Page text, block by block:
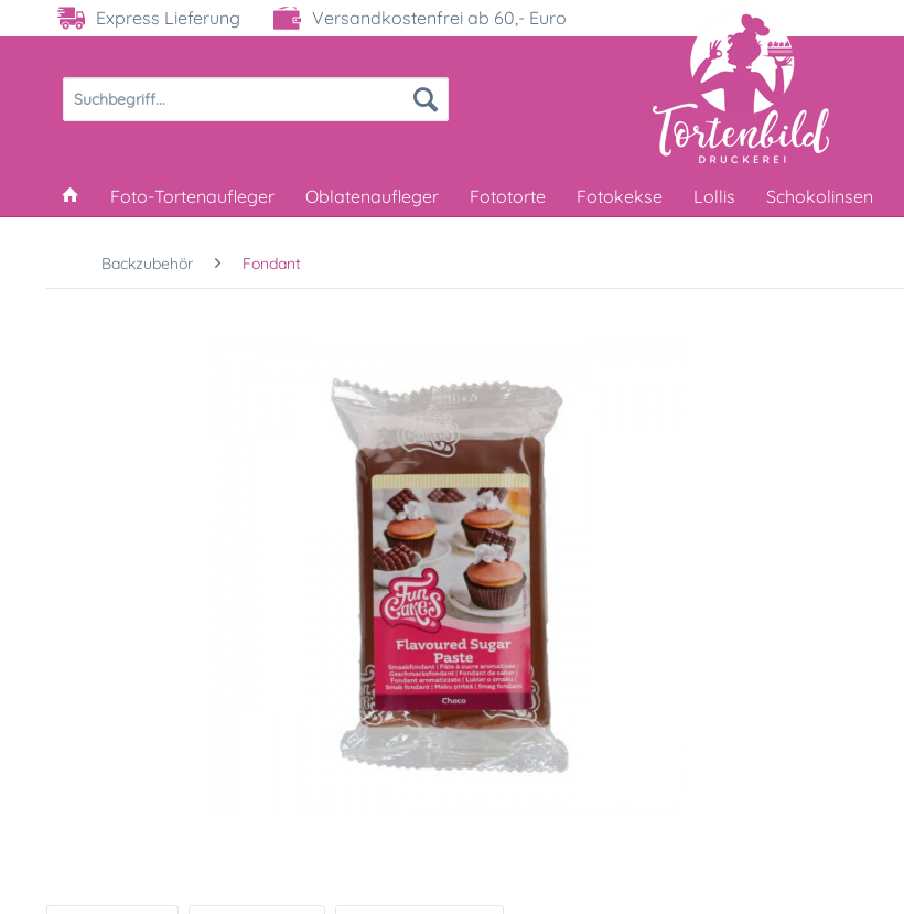
Express Lieferung Versandkostenfrei ab 60,- Euro
Foto-Tortenaufleger Oblatenaufleger Fototorte Fotokekse Lollis Schokolinsen
Backzubehör Fondant